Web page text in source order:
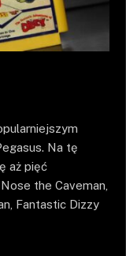
Na tę
aż pięć
the Caveman,
Fantastic Dizzy